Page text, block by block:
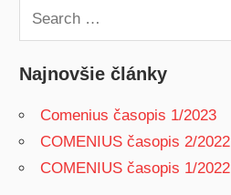
Search
for:
Najnovšie články
Comenius časopis 1/2023
COMENIUS časopis 2/2022
COMENIUS časopis 1/2022